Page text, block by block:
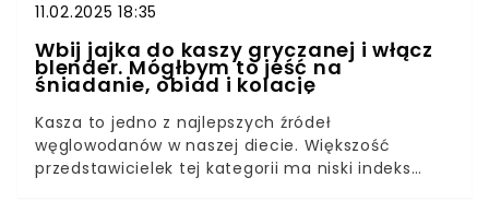
11.02.2025 18:35
Wbij jajka do kaszy gryczanej i włącz
blender. Mógłbym to jeść na
śniadanie, obiad i kolację
Kasza to jedno z najlepszych źródeł
węglowodanów w naszej diecie. Większość
przedstawicielek tej kategorii ma niski indeks